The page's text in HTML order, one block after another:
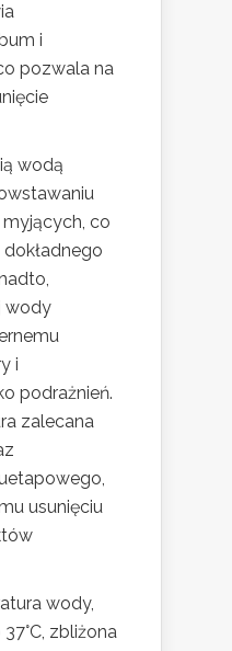
i
pozwala na
wodą
co
wody
i
podrażnień.
zalecana
usunięciu
wody,
zbliżona